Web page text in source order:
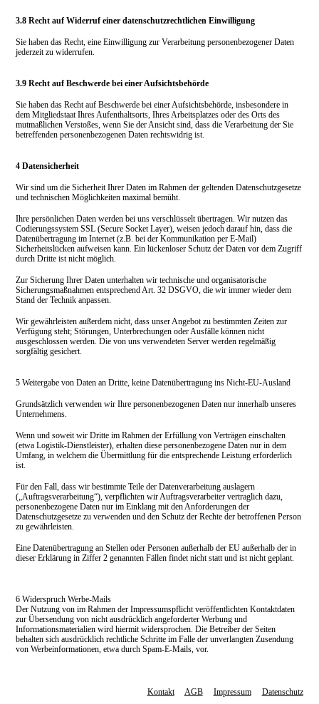
3.8 Recht auf Widerruf einer datenschutzrechtlichen Einwilligung
Sie haben das Recht, eine Einwilligung zur Verarbeitung personenbezogener Daten
jederzeit zu widerrufen.
3.9 Recht auf Beschwerde bei einer Aufsichtsbehörde
Sie haben das Recht auf Beschwerde bei einer Aufsichtsbehörde, insbesondere in
dem Mitgliedstaat Ihres Aufenthaltsorts, Ihres Arbeitsplatzes oder des Orts des
mutmaßlichen Verstoßes, wenn Sie der Ansicht sind, dass die Verarbeitung der Sie
betreffenden personenbezogenen Daten rechtswidrig ist.
4 Datensicherheit
Wir sind um die Sicherheit Ihrer Daten im Rahmen der geltenden Datenschutzgesetze
und technischen Möglichkeiten maximal bemüht.
Ihre persönlichen Daten werden bei uns verschlüsselt übertragen. Wir nutzen das
Codierungssystem SSL (Secure Socket Layer), weisen jedoch darauf hin, dass die
Datenübertragung im Internet (z.B. bei der Kommunikation per E-Mail)
Sicherheitslücken aufweisen kann. Ein lückenloser Schutz der Daten vor dem Zugriff
durch Dritte ist nicht möglich.
Zur Sicherung Ihrer Daten unterhalten wir technische und organisatorische
Sicherungsmaßnahmen entsprechend Art. 32 DSGVO, die wir immer wieder dem
Stand der Technik anpassen.
Wir gewährleisten außerdem nicht, dass unser Angebot zu bestimmten Zeiten zur
Verfügung steht; Störungen, Unterbrechungen oder Ausfälle können nicht
ausgeschlossen werden. Die von uns verwendeten Server werden regelmäßig
sorgfältig gesichert.
5 Weitergabe von Daten an Dritte, keine Datenübertragung ins Nicht-EU-Ausland
Grundsätzlich verwenden wir Ihre personenbezogenen Daten nur innerhalb unseres
Unternehmens.
Wenn und soweit wir Dritte im Rahmen der Erfüllung von Verträgen einschalten
(etwa Logistik-Dienstleister), erhalten diese personenbezogene Daten nur in dem
Umfang, in welchem die Übermittlung für die entsprechende Leistung erforderlich
ist.
Für den Fall, dass wir bestimmte Teile der Datenverarbeitung auslagern
(„Auftragsverarbeitung“), verpflichten wir Auftragsverarbeiter vertraglich dazu,
personenbezogene Daten nur im Einklang mit den Anforderungen der
Datenschutzgesetze zu verwenden und den Schutz der Rechte der betroffenen Person
zu gewährleisten.
Eine Datenübertragung an Stellen oder Personen außerhalb der EU außerhalb der in
dieser Erklärung in Ziffer 2 genannten Fällen findet nicht statt und ist nicht geplant.
6 Widerspruch Werbe-Mails
Der Nutzung von im Rahmen der Impressumspflicht veröffentlichten Kontaktdaten
zur Übersendung von nicht ausdrücklich angeforderter Werbung und
Informationsmaterialien wird hiermit widersprochen. Die Betreiber der Seiten
behalten sich ausdrücklich rechtliche Schritte im Falle der unverlangten Zusendung
von Werbeinformationen, etwa durch Spam-E-Mails, vor.
Kontakt AGB Impressum Datenschutz